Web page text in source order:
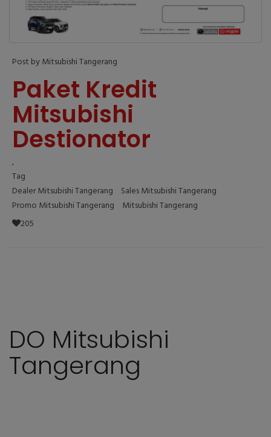
Post by Mitsubishi Tangerang
Paket Kredit
Mitsubishi
Destionator
,
Tag
Dealer Mitsubishi Tangerang
Sales Mitsubishi Tangerang
Promo Mitsubishi Tangerang
Mitsubishi Tangerang
205
DO Mitsubishi
Tangerang